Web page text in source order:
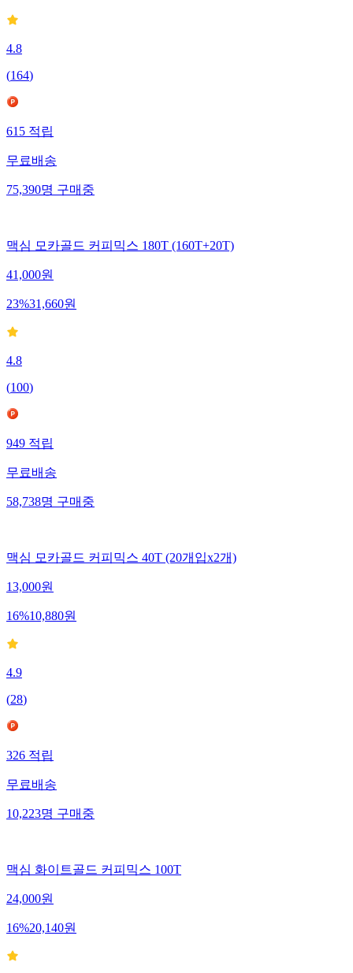
4.8
(164)
615 적립
무료배송
75,390명 구매중
맥심 모카골드 커피믹스 180T (160T+20T)
41,000원
23%31,660원
4.8
(100)
949 적립
무료배송
58,738명 구매중
맥심 모카골드 커피믹스 40T (20개입x2개)
13,000원
16%10,880원
4.9
(28)
326 적립
무료배송
10,223명 구매중
맥심 화이트골드 커피믹스 100T
24,000원
16%20,140원